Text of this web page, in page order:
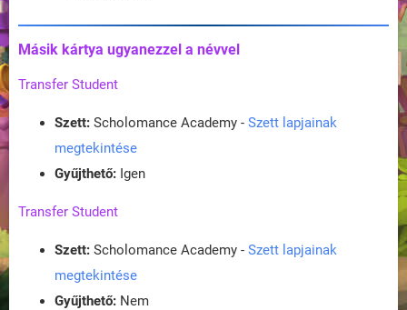
Másik kártya ugyanezzel a névvel
Transfer Student
Szett: Scholomance Academy - Szett lapjainak
megtekintése
Gyűjthető: Igen
Transfer Student
Szett: Scholomance Academy - Szett lapjainak
megtekintése
Gyűjthető: Nem